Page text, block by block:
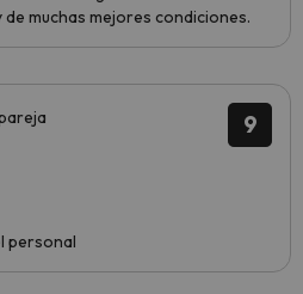
muchas mejores condiciones.
9
personal